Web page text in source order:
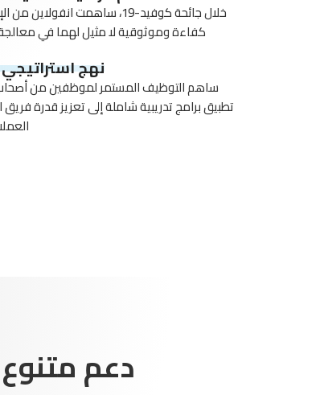
خلال جائحة كوفيد-19، ساهمت
كفاءة وموثوقية لا مثيل لهما في معالجة
نهج
ساهم التوظيف المستمر لموظفين من
تطبيق برامج تدريبية شاملة إلى تعزيز قدرة
دعم